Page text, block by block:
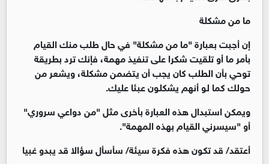
ما من مشكلة
إن أجبت بعبارة "ما من مشكلة" في حال طلب منك القيام
بأمر ما أو تلقيت شكرا على تنفيذ مهمة، فإنك ترد بطريقة
توحي بأن الطلب كان يجب أن يتضمن مشكلة، ويشعر من
حولك كما لو أنهم يشكلون عبئا عليك.
ويمكن استبدال هذه العبارة بأخرى مثل "من دواعي سروري"
أو "سيسرني القيام بهذه المهمة".
أعتقد/ قد تكون هذه فكرة سيئة/ سأسأل سؤالا قد يبدو غبيا